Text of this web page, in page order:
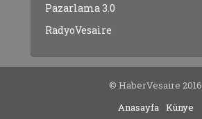
Pazarlama 3.0
RadyoVesaire
© HaberVesaire 2016
Anasayfa Künye